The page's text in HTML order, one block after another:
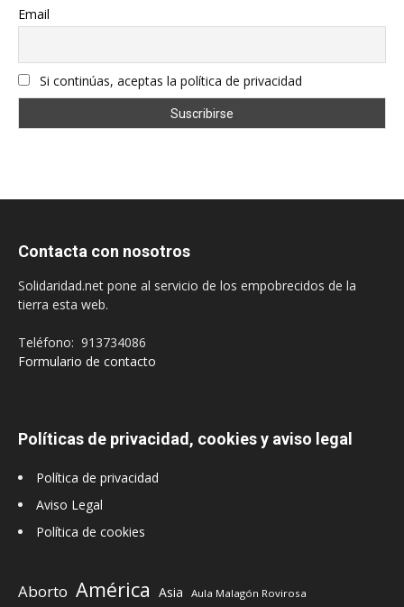
Email
Si continúas, aceptas la política de privacidad
Contacta con nosotros
Solidaridad.net pone al servicio de los empobrecidos de la
tierra esta web.
Teléfono: 913734086
Formulario de contacto
Políticas de privacidad, cookies y aviso legal
Política de privacidad
Aviso Legal
Política de cookies
Aborto América Asia Aula Malagón Rovirosa